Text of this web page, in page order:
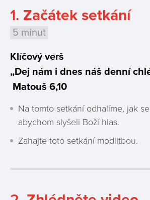
1. Začátek setkání
5 minut
Klíčový verš
„Dej nám i dnes náš denní
Matouš 6,10
Na tomto setkání odhalíme, jak
abychom slyšeli Boží hlas.
Zahajte toto setkání modlitbou.